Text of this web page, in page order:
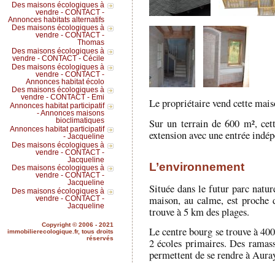
Le propriétaire vend cette
Sur un terrain de 600 m²,
extension avec une entrée
L’environnement
Située dans le futur parc
maison, au calme, est
trouve à 5 km des plages.
Le centre bourg se trouve à
2 écoles primaires. Des
permettent de se rendre à
Des maisons écologiques à
vendre - CONTACT -
Annonces habitats alternatifs
Des maisons écologiques à
vendre - CONTACT -
Thomas
Des maisons écologiques à
vendre - CONTACT - Cécile
Des maisons écologiques à
vendre - CONTACT -
Annonces habitat écolo
Des maisons écologiques à
vendre - CONTACT - Emi
Annonces habitat participatif
- Annonces maisons
bioclimatiques
Annonces habitat participatif
- Jacqueline
Des maisons écologiques à
vendre - CONTACT -
Jacqueline
Des maisons écologiques à
vendre - CONTACT -
Jacqueline
Des maisons écologiques à
vendre - CONTACT -
Jacqueline
Copyright © 2006 - 2021
immobilierecologique.fr, tous droits
réservés